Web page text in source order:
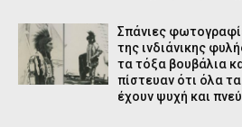
Σπάνιες
της ινδιάνικης
τα τόξα βουβάλια
πίστευαν ότι όλα
έχουν ψυχή και